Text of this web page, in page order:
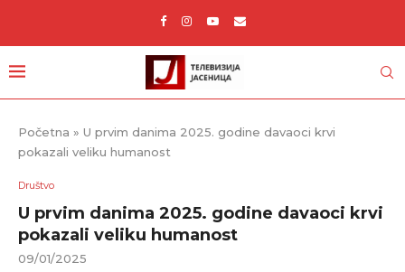
Početna » U prvim danima 2025. godine davaoci krvi
pokazali veliku humanost
Društvo
U prvim danima 2025. godine davaoci krvi
pokazali veliku humanost
09/01/2025